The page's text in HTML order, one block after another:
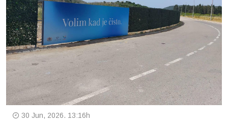
30 Jun, 2026. 13:16h